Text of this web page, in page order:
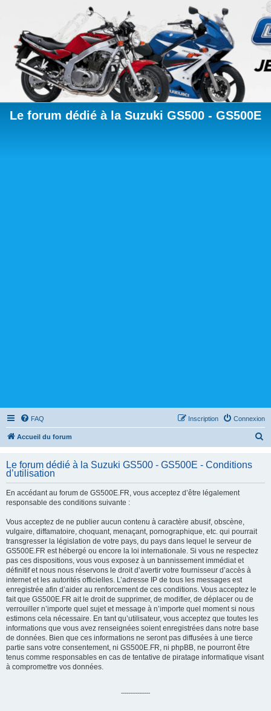
Le forum dédié à la Suzuki GS500 - GS500E
FAQ Connexion
Inscription
Accueil du forum
Le forum dédié à la Suzuki GS500 - GS500E - Conditions
d’utilisation
En accédant au forum de GS500E.FR, vous acceptez d’être légalement
responsable des conditions suivante :
Vous acceptez de ne publier aucun contenu à caractère abusif, obscène,
vulgaire, diffamatoire, choquant, menaçant, pornographique, etc. qui pourrait
transgresser la législation de votre pays, du pays dans lequel le serveur de
GS500E.FR est hébergé ou encore la loi internationale. Si vous ne respectez
pas ces dispositions, vous vous exposez à un bannissement immédiat et
définitif et nous nous réservons le droit d’avertir votre fournisseur d’accès à
internet et les autorités officielles. L’adresse IP de tous les messages est
enregistrée afin d’aider au renforcement de ces conditions. Vous acceptez le
fait que GS500E.FR ait le droit de supprimer, de modifier, de déplacer ou de
verrouiller n’importe quel sujet et message à n’importe quel moment si nous
estimons cela nécessaire. En tant qu’utilisateur, vous acceptez que toutes les
informations que vous avez renseignées soient enregistrées dans notre base
de données. Bien que ces informations ne seront pas diffusées à une tierce
partie sans votre consentement, ni GS500E.FR, ni phpBB, ne pourront être
tenus comme responsables en cas de tentative de piratage informatique visant
à compromettre vos données.
----------------